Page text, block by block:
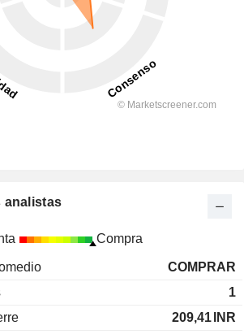
analistas
Compra
COMPRAR
1
209,41 INR